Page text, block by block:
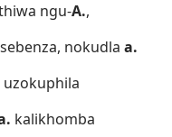
ngu-A.,
nokudla a.
uzokuphila
kalikhomba